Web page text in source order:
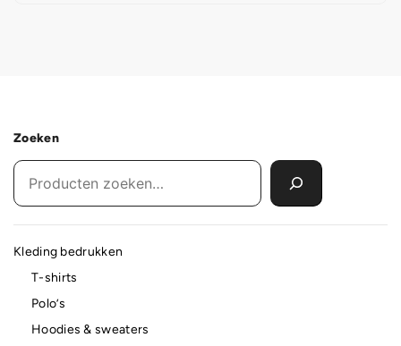
Zoeken
Kleding bedrukken
T-shirts
Polo’s
Hoodies & sweaters